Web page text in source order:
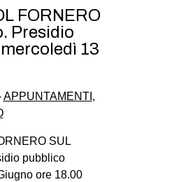
FORNERO
Presidio
13
APPUNTAMENTI ,
SUL
pubblico
ore 18.00